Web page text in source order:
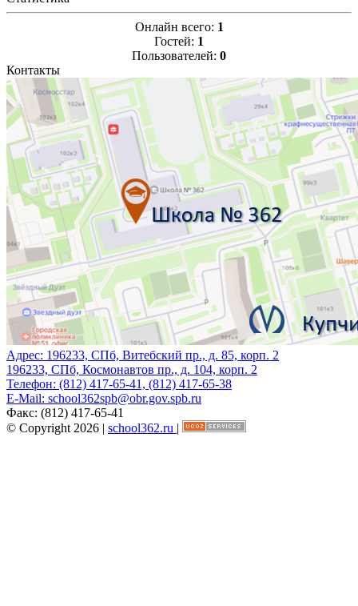
Онлайн всего: 1
Гостей: 1
Пользователей: 0
Контакты
Адрес: 196233, СПб, Витебский пр., д. 85, корп. 2
196233, СПб, Космонавтов пр., д. 104, корп. 2
Телефон: (812) 417-65-41, (812) 417-65-38
E-Mail: school362spb@obr.gov.spb.ru
Факс: (812) 417-65-41
© Copyright 2026 | school362.ru |